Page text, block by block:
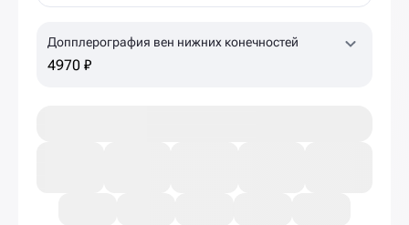
Допплерография вен нижних конечностей
4970 ₽